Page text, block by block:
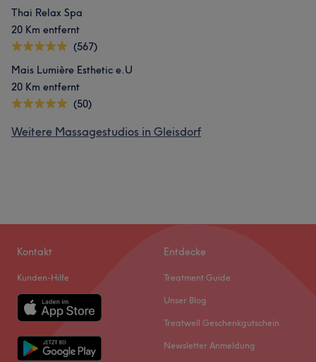
Thai Relax Spa
20 Km entfernt
(567)
Mais Lumière Esthetic e.U
20 Km entfernt
(50)
Weitere Massagestudios in Gleisdorf
Kontakt
Kunden-Hilfe
Entdecke
Treatment Guide
Unser Blog
Treatwell Geschenkgutschein
Newsletter Anmeldung